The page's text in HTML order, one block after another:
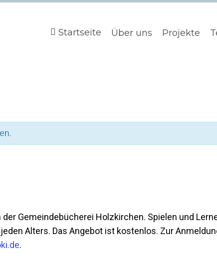
Startseite Über uns Projekte
Gemeindebücherei Holzkirchen. Spielen und
Alters. Das Angebot ist kostenlos. Zur
.